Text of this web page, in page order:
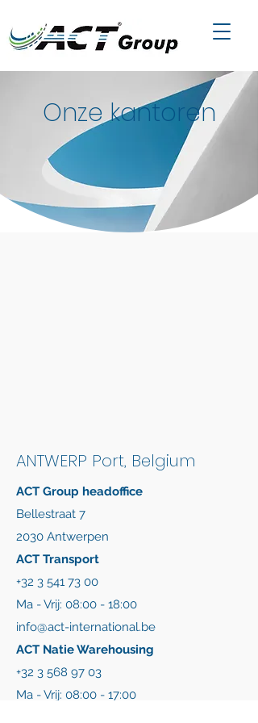
Onze kantoren
ANTWERP Port, Belgium
ACT Group headoffice
Bellestraat 7
2030 Antwerpen
ACT Transport
+32 3 541 73 00
Ma - Vrij: 08:00 - 18:00
info@act-international.be
ACT Natie Warehousing
+32 3 568 97 03
Ma - Vrij: 08:00 - 17:00